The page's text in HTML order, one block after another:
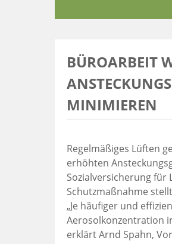
BÜROARBEIT
INIMIEREN
Regelmäßiges Lüften
erhöhten
Sozialversicherung für
Schutzmaßnahme
„Je häufiger und
Aerosolkonzentration
erklärt Arnd Spahn,